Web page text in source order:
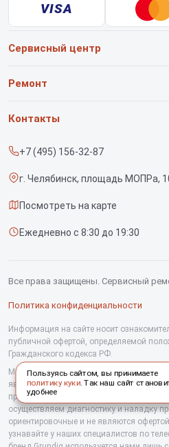
VISA
Сервисный центр
О нашем сервисе
Срочный ремонт
Доставка и способы оплаты
Диагностика
Контакты
Ремонт
Роботов-пылесосов
Сушильных машин
Кофеварок
Телевизоров
Посудомоечных машин
Стиральных машин
Портативных колонок
Контакты
+7 (495) 156-32-87
г. Челябинск, площадь МОПРа,
Посмотреть на карте
Ежедневно с 8:30 до 19:30
Все права защищены. Сервисный
Политика конфиденциальности
Информация на сайте носит
публичной офертой, определяемой
Гражданского кодекса РФ.
Мы специализируемся на обслуживании
являемся их официальным
профессиональные услуги после
осуществляем диагностику и наладку
ориентировочные и не являются
узнавайте у наших специалистов по
Пользуясь сайтом, вы принимаете
политику куки. Так наш сайт
удобнее